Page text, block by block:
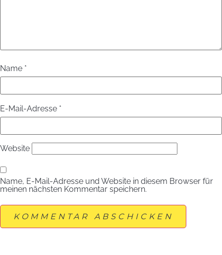
Name *
E-Mail-Adresse *
Website
Name, E-Mail-Adresse und Website in diesem Browser für
meinen nächsten Kommentar speichern.